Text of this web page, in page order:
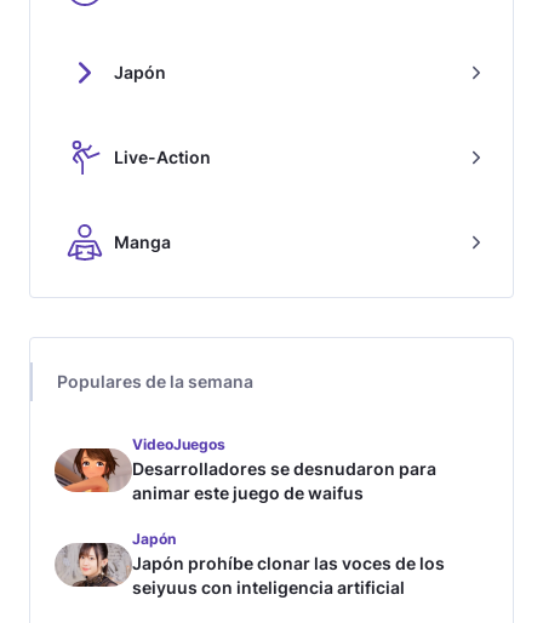
Japón
Live-Action
Manga
Populares de la semana
VideoJuegos
Desarrolladores se desnudaron para
animar este juego de waifus
Japón
Japón prohíbe clonar las voces de los
seiyuus con inteligencia artificial